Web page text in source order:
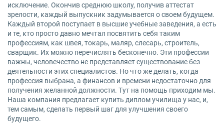
исключение. Окончив среднюю школу, получив аттестат
зрелости, каждый выпускник задумывается о своем будущем.
Каждый второй поступает в высшие учебные заведения, а есть
и те, кто просто давно мечтал посвятить себя таким
профессиям, как швея, токарь, маляр, слесарь, строитель,
сварщик. Их можно перечислять бесконечно. Эти профессии
важны, человечество не представляет существование без
деятельности этих специалистов. Но что же делать, когда
профессия выбрана, а финансов и времени недостаточно для
получения желанной должности. Тут на помощь приходим мы.
Наша компания предлагает купить диплом училища у нас, и,
тем самым, сделать первый шаг для улучшения своего
будущего.